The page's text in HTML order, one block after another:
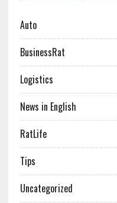
Auto
BusinessRat
Logistics
News in English
RatLife
Tips
Uncategorized